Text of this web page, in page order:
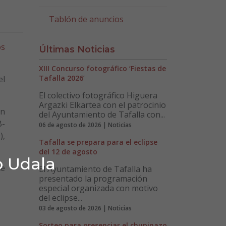
Udala
Tablón de anuncios
Últimas Noticias
XIII Concurso fotográfico ‘Fiestas de
Tafalla 2026’
El colectivo fotográfico Higuera
Argazki Elkartea con el patrocinio
del Ayuntamiento de Tafalla con...
06 de agosto de 2026 | Noticias
Tafalla se prepara para el eclipse
del 12 de agosto
El Ayuntamiento de Tafalla ha
presentado la programación
especial organizada con motivo
del eclipse...
03 de agosto de 2026 | Noticias